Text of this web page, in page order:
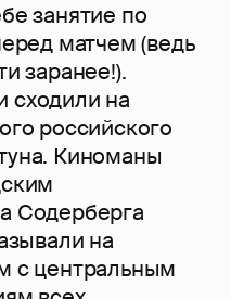
занятие по
матчем (ведь
заранее!).
сходили на
российского
Киноманы
Содерберга
на
с центральным